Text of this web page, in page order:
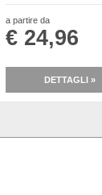
a partire da
€ 24,96
DETTAGLI »